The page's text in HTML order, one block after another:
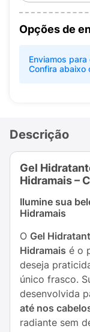
Opções de
Enviamos
Confira abaixo
Descrição
Gel
Hidramais –
Ilumine sua
Hidramais
O Gel
Hidramais é o
deseja
único frasco.
desenvolvida
até nos
radiante sem